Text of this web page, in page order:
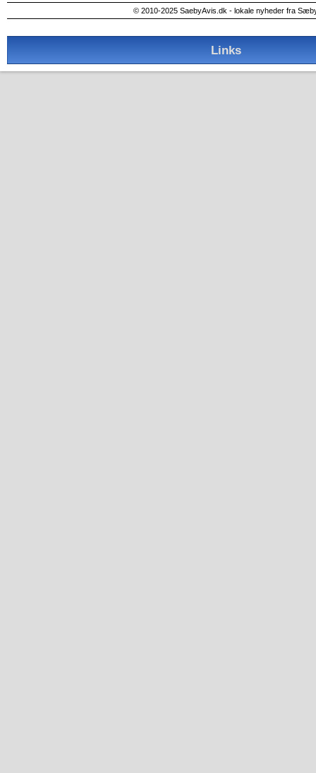
© 2010-2025 SaebyAvis.dk - lokale nyheder fra
Links